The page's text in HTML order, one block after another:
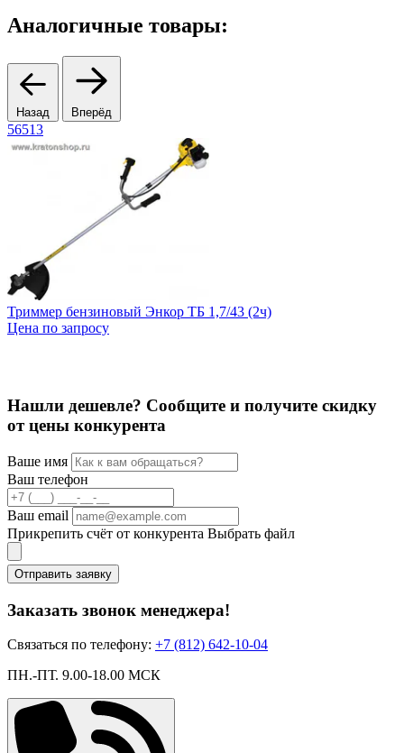
Аналогичные товары:
Назад Вперёд
56513
Триммер бензиновый Энкор ТБ 1,7/43 (2ч)
Цена по запросу
Нашли дешевле? Сообщите и получите скидку
от цены конкурента
Ваше имя
Ваш телефон
Ваш email
Прикрепить счёт от конкурента Выбрать файл
Отправить заявку
Заказать звонок менеджера!
Связаться по телефону: +7 (812) 642-10-04
ПН.-ПТ. 9.00-18.00 МСК